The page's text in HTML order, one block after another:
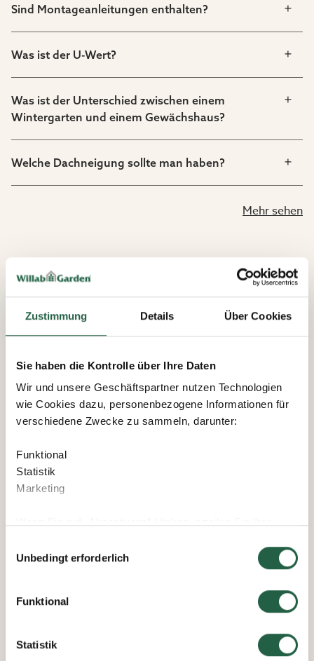
Zustimmung Details Über Cookies
Sie haben die Kontrolle über Ihre Daten
Wir und unsere Geschäftspartner nutzen Technologien
wie Cookies dazu, personenbezogene Informationen für
verschiedene Zwecke zu sammeln, darunter:
Funktional
Statistik
Marketing
entscheiden, welchen Zwecken Sie zustimmen, indem
Sie das Kästchen neben dem Zweck anklicken und auf
Sie auf das kleine Symbol unten links auf der Webseite
klicken. Durch Klicken des Links erhalten Sie weitere
Unbedingt erforderlich
Funktional
Statistik
Sind Montageanleitungen enthalten?
Was ist der U-Wert?
Was ist der Unterschied zwischen einem
Wintergarten und einem Gewächshaus?
Welche Dachneigung sollte man haben?
Mehr sehen